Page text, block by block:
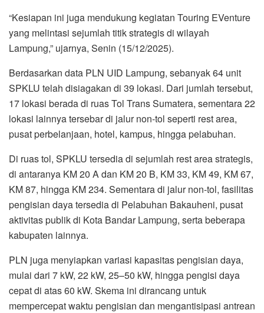
“Kesiapan ini juga mendukung kegiatan Touring EVenture
yang melintasi sejumlah titik strategis di wilayah
Lampung,” ujarnya, Senin (15/12/2025).
Berdasarkan data PLN UID Lampung, sebanyak 64 unit
SPKLU telah disiagakan di 39 lokasi. Dari jumlah tersebut,
17 lokasi berada di ruas Tol Trans Sumatera, sementara 22
lokasi lainnya tersebar di jalur non-tol seperti rest area,
pusat perbelanjaan, hotel, kampus, hingga pelabuhan.
Di ruas tol, SPKLU tersedia di sejumlah rest area strategis,
di antaranya KM 20 A dan KM 20 B, KM 33, KM 49, KM 67,
KM 87, hingga KM 234. Sementara di jalur non-tol, fasilitas
pengisian daya tersedia di Pelabuhan Bakauheni, pusat
aktivitas publik di Kota Bandar Lampung, serta beberapa
kabupaten lainnya.
PLN juga menyiapkan variasi kapasitas pengisian daya,
mulai dari 7 kW, 22 kW, 25–50 kW, hingga pengisi daya
cepat di atas 60 kW. Skema ini dirancang untuk
mempercepat waktu pengisian dan mengantisipasi antrean